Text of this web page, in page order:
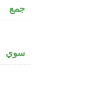
جمع
سوي